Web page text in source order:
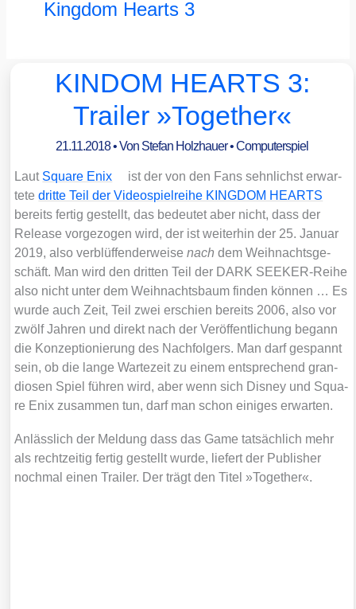
Kingdom Hearts 3
KINDOM HEARTS 3:
Trailer »Together«
21.11.2018• Von Stefan Holzhauer•Computerspiel
Laut Squa­re Enix
ist der von den Fans sehn­lichst erwar­
te­tedrit­te Teil der Video­spiel­rei­he KINGDOM HEARTS
bereits fer­tig gestellt, das bedeu­tet aber nicht, dass der
Release vor­ge­zo­gen wird, der ist wei­ter­hin der 25. Janu­ar
2019, also ver­blüf­fen­der­wei­senach dem Weih­nachts­ge­
schäft. Man wird den drit­ten Teil der DARK SEE­KER-Rei­he
also nicht unter dem Weih­nachts­baum fin­den kön­nen … Es
wur­de auch Zeit, Teil zwei erschien bereits 2006, also vor
zwölf Jah­ren und direkt nach der Ver­öf­fent­li­chung begann
die Kon­zep­tio­nie­rung des Nach­fol­gers. Man darf gespannt
sein, ob die lan­ge War­te­zeit zu einem ent­spre­chend gran­
dio­sen Spiel füh­ren wird, aber wenn sich Dis­ney und Squa­
re Enix zusam­men tun, darf man schon eini­ges erwar­ten.
Anläss­lich der Mel­dung dass das Game tat­säch­lich mehr
als recht­zei­tig fer­tig gestellt wur­de, lie­fert der Publisher
noch­mal einen Trai­ler. Der trägt den Titel »Tog­e­ther«.